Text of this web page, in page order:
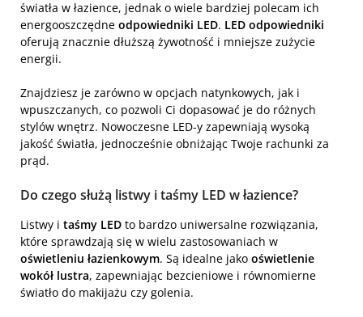
światła w łazience, jednak o wiele bardziej polecam ich
energooszczędne odpowiedniki LED. LED odpowiedniki
oferują znacznie dłuższą żywotność i mniejsze zużycie
energii.
Znajdziesz je zarówno w opcjach natynkowych, jak i
wpuszczanych, co pozwoli Ci dopasować je do różnych
stylów wnętrz. Nowoczesne LED-y zapewniają wysoką
jakość światła, jednocześnie obniżając Twoje rachunki za
prąd.
Do czego służą listwy i taśmy LED w łazience?
Listwy i taśmy LED to bardzo uniwersalne rozwiązania,
które sprawdzają się w wielu zastosowaniach w
oświetleniu łazienkowym. Są idealne jako oświetlenie
wokół lustra, zapewniając bezcieniowe i równomierne
światło do makijażu czy golenia.